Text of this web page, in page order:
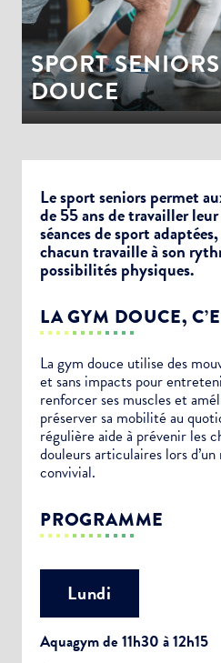
SPORT
DOUCE
Le sport seniors permet
de 55 ans de travailler
séances de sport
chacun travaille à son
possibilités physiques.
LA GYM DOUCE,
La gym douce utilise des
et sans impacts pour
renforcer ses muscles et
préserver sa mobilité au
régulière aide à prévenir les
douleurs articulaires lors
convivial.
PROGRAMME
Lundi
Aquagym de 11h30 à 12h15